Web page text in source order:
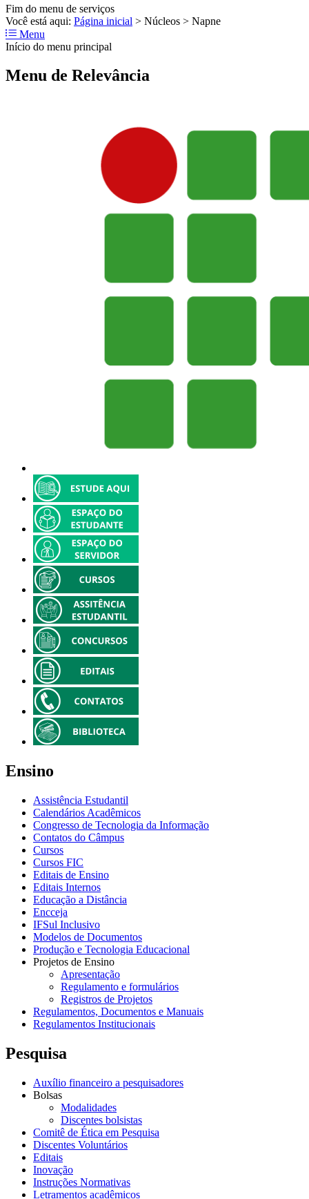
Fim do menu de serviços
Você está aqui: Página inicial > Núcleos > Napne
Menu
Início do menu principal
Menu de Relevância
Ensino
Assistência Estudantil
Calendários Acadêmicos
Congresso de Tecnologia da Informação
Contatos do Câmpus
Cursos
Cursos FIC
Editais de Ensino
Editais Internos
Educação a Distância
Encceja
IFSul Inclusivo
Modelos de Documentos
Produção e Tecnologia Educacional
Projetos de Ensino
Apresentação
Regulamento e formulários
Registros de Projetos
Regulamentos, Documentos e Manuais
Regulamentos Institucionais
Pesquisa
Auxílio financeiro a pesquisadores
Bolsas
Modalidades
Discentes bolsistas
Comitê de Ética em Pesquisa
Discentes Voluntários
Editais
Inovação
Instruções Normativas
Letramentos acadêmicos